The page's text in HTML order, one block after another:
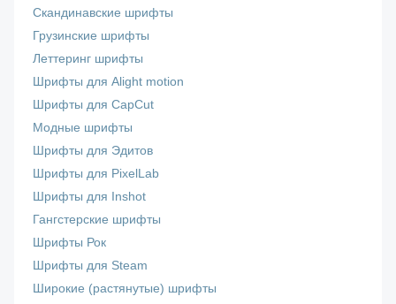
Скандинавские шрифты
Грузинские шрифты
Леттеринг шрифты
Шрифты для Alight motion
Шрифты для CapCut
Модные шрифты
Шрифты для Эдитов
Шрифты для PixelLab
Шрифты для Inshot
Гангстерские шрифты
Шрифты Рок
Шрифты для Steam
Широкие (растянутые) шрифты